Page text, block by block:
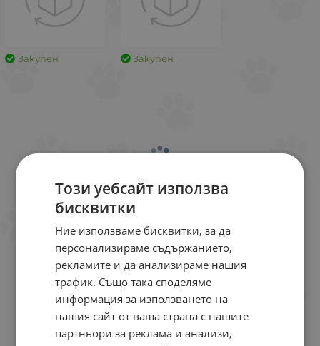
Закупен Закупен
Този уебсайт използва
бисквитки
Ние използваме бисквитки, за да
персонализираме съдържанието,
рекламите и да анализираме нашия
трафик. Също така споделяме
информация за използването на
нашия сайт от ваша страна с нашите
партньори за реклама и анализи,